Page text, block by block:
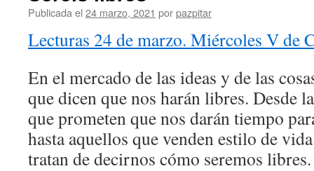
Publicada el 24 marzo, 2021 porpazpitar
Lecturas 24 de marzo. Miércoles V de
En el mercado de las ideas y de las
que dicen que nos harán libres. Desde
que prometen que nos darán tiempo
hasta aquellos que venden estilo de
tratan de decirnos cómo seremos libres.